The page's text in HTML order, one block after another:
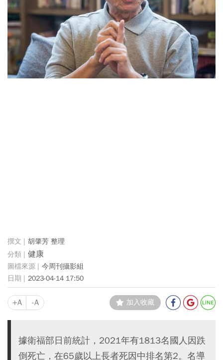
胡肇芳 整理
健康
今周刊攝影組
2023-04-14 17:50
+A -A 加入收藏
據衛福部日前統計，2021年有1813名國人因跌
倒死亡，在65歲以上長者死因中排名第2。名導